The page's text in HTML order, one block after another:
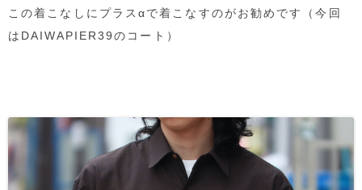
この着こなしにプラスαで着こなすのがお勧めです（今回
はDAIWAPIER39のコート）